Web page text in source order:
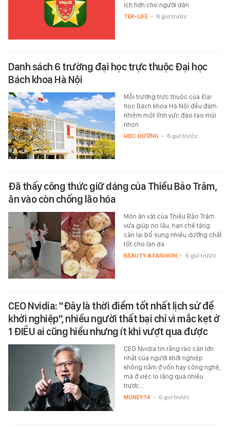
ích hơn cho người dân.
TEK-LIFE - 6 giờ trước
Danh sách 6 trường đại học trực thuộc Đại học
Bách khoa Hà Nội
Mỗi trường trực thuộc của Đại
học Bách khoa Hà Nội đều đảm
nhiệm một lĩnh vực đào tạo mũi
nhọn
HỌC ĐƯỜNG - 6 giờ trước
Đã thấy công thức giữ dáng của Thiều Bảo Trâm,
ăn vào còn chống lão hóa
Món ăn vặt của Thiều Bảo Trâm
vừa giúp no lâu, hạn chế tăng
cân lại bổ sung nhiều dưỡng chất
tốt cho làn da.
BEAUTY & FASHION - 6 giờ trước
CEO Nvidia: "Đây là thời điểm tốt nhất lịch sử để
khởi nghiệp", nhiều người thất bại chỉ vì mắc kẹt ở
1 ĐIỀU ai cũng hiểu nhưng ít khi vượt qua được
CEO Nvidia tin rằng rào cản lớn
nhất của người khởi nghiệp
không nằm ở vốn hay công nghệ,
mà ở việc lo lắng quá nhiều
trước…
MONEY.14 - 6 giờ trước